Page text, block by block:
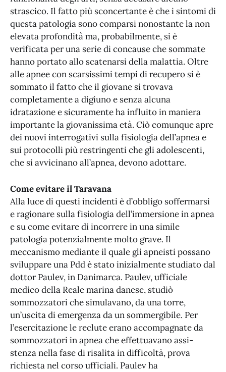
strascico. Il fatto più sconcertante è che i sintomi di
questa patologia sono comparsi nonostante la non
elevata profondità ma, probabilmente, si è
verificata per una serie di concause che sommate
hanno portato allo scatenarsi della malattia. Oltre
alle apnee con scarsissimi tempi di recupero si è
sommato il fatto che il giovane si trovava
completamente a digiuno e senza alcuna
idratazione e sicuramente ha influito in maniera
importante la giovanissima età. Ciò comunque apre
dei nuovi interrogativi sulla fisiologia dell’apnea e
sui protocolli più restringenti che gli adolescenti,
che si avvicinano all’apnea, devono adottare.
Come evitare il Taravana
Alla luce di questi incidenti è d’obbligo soffermarsi
e ragionare sulla fisiologia dell’immersione in apnea
e su come evitare di incorrere in una simile
patologia potenzialmente molto grave. Il
meccanismo mediante il quale gli apneisti possano
sviluppare una Pdd è stato inizialmente studiato dal
dottor Paulev, in Danimarca. Paulev, ufficiale
medico della Reale marina danese, studiò
sommozzatori che simulavano, da una torre,
un’uscita di emergenza da un sommergibile. Per
l’esercitazione le reclute erano accompagnate da
sommozzatori in apnea che effettuavano assi-
stenza nella fase di risalita in difficoltà, prova
richiesta nel corso ufficiali. Paulev ha